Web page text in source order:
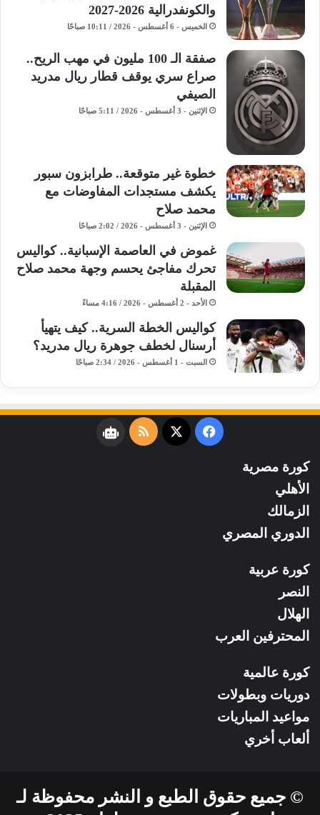
والكونفدرالية 2026-2027
الخميس - 6 أغسطس - 2026 / 10:11 صباحًا
صفقة الـ 100 مليون في مهب الريح..
صراع سري يوقف قطار ريال مدريد
الصيفي
الإثنين - 3 أغسطس - 2026 / 5:11 صباحًا
خطوة غير متوقعة.. طرابزون سبور
يكشف مستجدات المفاوضات مع
محمد صلاح
الإثنين - 3 أغسطس - 2026 / 2:02 صباحًا
غموض في العاصمة الإسبانية.. كواليس
تحرك مفاجئ يحسم وجهة محمد صلاح
المقبلة
الأحد - 2 أغسطس - 2026 / 4:16 مساءً
كواليس الخطة السرية.. كيف يتهيأ
أرسنال لخطف جوهرة ريال مدريد؟
السبت - 1 أغسطس - 2026 / 2:34 صباحًا
فيسبوك
‫X
ملخصنبض
كورة مصرية
الأهلي
الزمالك
الدوري المصري
كورة عربية
النصر
الهلال
المحترفين العرب
كورة عالمية
دوريات وبطولات
مواعيد المباريات
ألعاب أخري
© جميع حقوق الطبع و النشر محفوظة لـ